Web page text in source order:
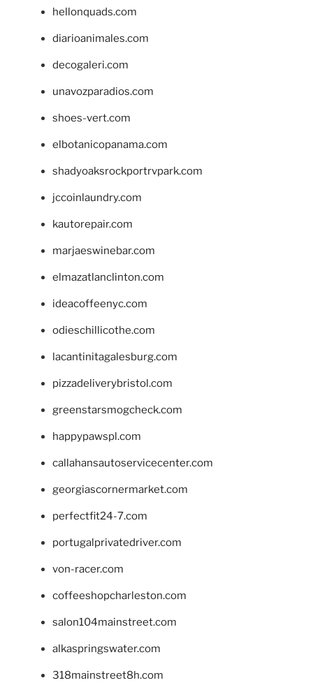
hellonquads.com
diarioanimales.com
decogaleri.com
unavozparadios.com
shoes-vert.com
elbotanicopanama.com
shadyoaksrockportrvpark.com
jccoinlaundry.com
kautorepair.com
marjaeswinebar.com
elmazatlanclinton.com
ideacoffeenyc.com
odieschillicothe.com
lacantinitagalesburg.com
pizzadeliverybristol.com
greenstarsmogcheck.com
happypawspl.com
callahansautoservicecenter.com
georgiascornermarket.com
perfectfit24-7.com
portugalprivatedriver.com
von-racer.com
coffeeshopcharleston.com
salon104mainstreet.com
alkaspringswater.com
318mainstreet8h.com